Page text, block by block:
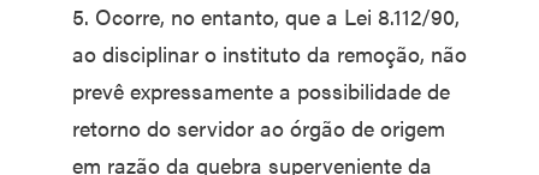
5. Ocorre, no entanto, que a Lei 8.112/90,
ao disciplinar o instituto da remoção, não
prevê expressamente a possibilidade de
retorno do servidor ao órgão de origem
em razão da quebra superveniente da